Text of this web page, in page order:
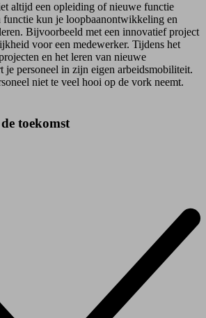
altijd een opleiding of nieuwe functie
kun je loopbaanontwikkeling en
Bijvoorbeeld met een innovatief project
voor een medewerker. Tijdens het
en het leren van nieuwe
je personeel in zijn eigen arbeidsmobiliteit.
niet te veel hooi op de vork neemt.
toekomst